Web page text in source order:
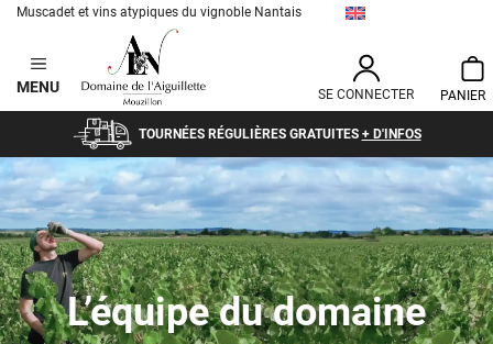
Muscadet et vins atypiques du vignoble Nantais
contenu
MENU SE CONNECTER
TOURNÉES RÉGULIÈRES GRATUITES + D'INFOS
L’équipe du domaine